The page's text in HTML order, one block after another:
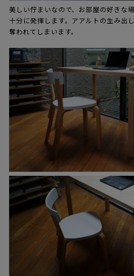
美しい佇まいなので、お部屋の好きな
十分に発揮します。アアルトの生み出
奪われてしまいます。